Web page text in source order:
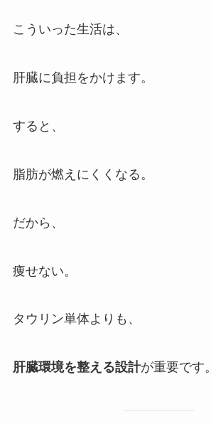
こういった生活は、
肝臓に負担をかけます。
すると、
脂肪が燃えにくくなる。
だから、
痩せない。
タウリン単体よりも、
肝臓環境を整える設計が重要です。